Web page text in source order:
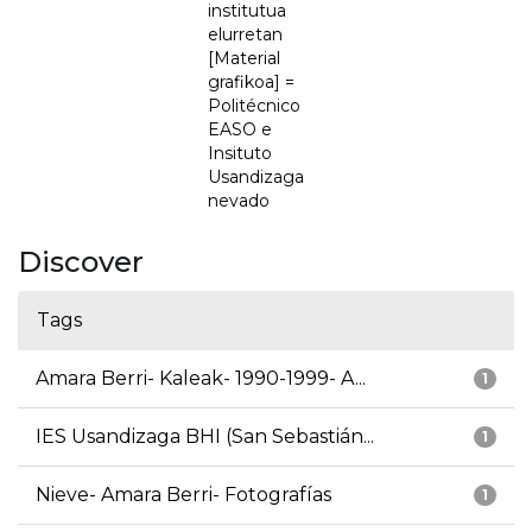
institutua
elurretan
[Material
grafikoa] =
Politécnico
EASO e
Insituto
Usandizaga
nevado
Discover
Tags
1
Amara Berri- Kaleak- 1990-1999- A...
1
IES Usandizaga BHI (San Sebastián...
1
Nieve- Amara Berri- Fotografías